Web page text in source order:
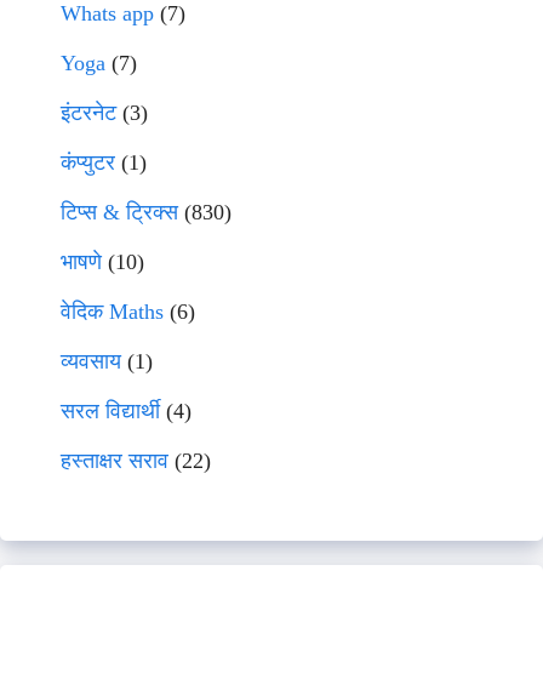
Whats app (7)
Yoga (7)
इंटरनेट(3)
कंप्युटर (1)
टिप्स & ट्रिक्स(830)
भाषणे(10)
वेदिक Maths (6)
व्यवसाय(1)
सरल विद्यार्थी(4)
हस्ताक्षर सराव (22)